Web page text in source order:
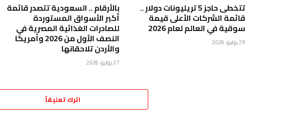
تتخطى حاجز 5 تريليونات دولار ..
قائمة الشركات الأعلى قيمة
سوقية في العالم لعام 2026
29 يوليو، 2026
بالأرقام .. السعودية تتصدر قائمة
أكبر الأسواق المستوردة
للصادرات الغذائية المصرية في
النصف الأول من 2026 وأمريكا
والأردن تلاحقانها
27 يوليو، 2026
اترك تعليقاً